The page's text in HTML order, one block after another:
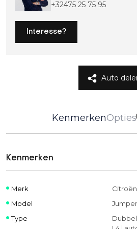
+32475 25 75 95
Interesse?
Auto
KenmerkenOpties
Kenmerken
Merk
Citroën
Model
Jumper
Type